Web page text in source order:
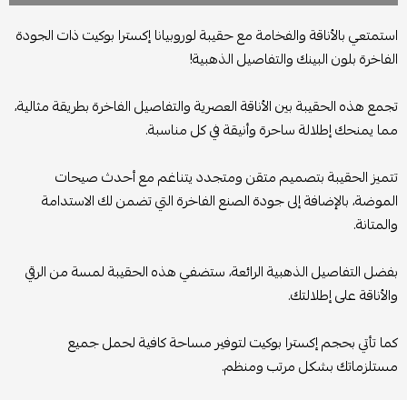
استمتعي بالأناقة والفخامة مع حقيبة لوروبيانا إكسترا بوكيت ذات الجودة
الفاخرة بلون البينك والتفاصيل الذهبية!
تجمع هذه الحقيبة بين الأناقة العصرية والتفاصيل الفاخرة بطريقة مثالية،
مما يمنحك إطلالة ساحرة وأنيقة في كل مناسبة.
تتميز الحقيبة بتصميم متقن ومتجدد يتناغم مع أحدث صيحات
الموضة، بالإضافة إلى جودة الصنع الفاخرة التي تضمن لك الاستدامة
والمتانة.
بفضل التفاصيل الذهبية الرائعة، ستضفي هذه الحقيبة لمسة من الرقي
والأناقة على إطلالتك.
كما تأتي بحجم إكسترا بوكيت لتوفير مساحة كافية لحمل جميع
مستلزماتك بشكل مرتب ومنظم.